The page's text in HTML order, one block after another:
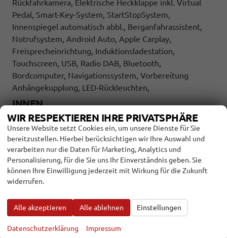
Rückfahrkamera, Elektrische Heckklappe inkl. Virtual
Pedal, Smart-Key-System, StartStopSystem,
Innenspiegel automatisch abbl., Berganfahrassistent,
Notrufsystem, Android Auto, Apple Carplay,
Freisprecheinrichtung, Induktionsladestation,
Touchscreen, USB, Radio DAB, Bluetooth,
Bordcomputer, Navigationssystem, Vorbereitung
Anhängekupplung, LED-Rückleuchten,
INNEN
Ambiente-Beleuchtung
vorhanden
Armlehnen
Mittelarmlehne
Fensterheber
Klimatisierung
Klimaautomatik
Lenkrad
in Leder, höhenverstellbar, mit Multifunktionen, mit
Sitze
Isofix (Kindersitzbefestigung), Sitzheizung, Sportsitze
Sitze: Lordosenstütze
Sitze: Verstellbarkeit
Höhenverstellbarer Fahrersitz
WIR RESPEKTIEREN IHRE PRIVATSPHÄRE
Unsere Website setzt Cookies ein, um unsere Dienste für Sie
bereitzustellen. Hierbei berücksichtigen wir Ihre Auswahl und
verarbeiten nur die Daten für Marketing, Analytics und
Personalisierung, für die Sie uns Ihr Einverständnis geben. Sie
können Ihre Einwilligung jederzeit mit Wirkung für die Zukunft
widerrufen.
Alle akzeptieren Alle ablehnen Einstellungen
Datenschutzerklärung Impressum